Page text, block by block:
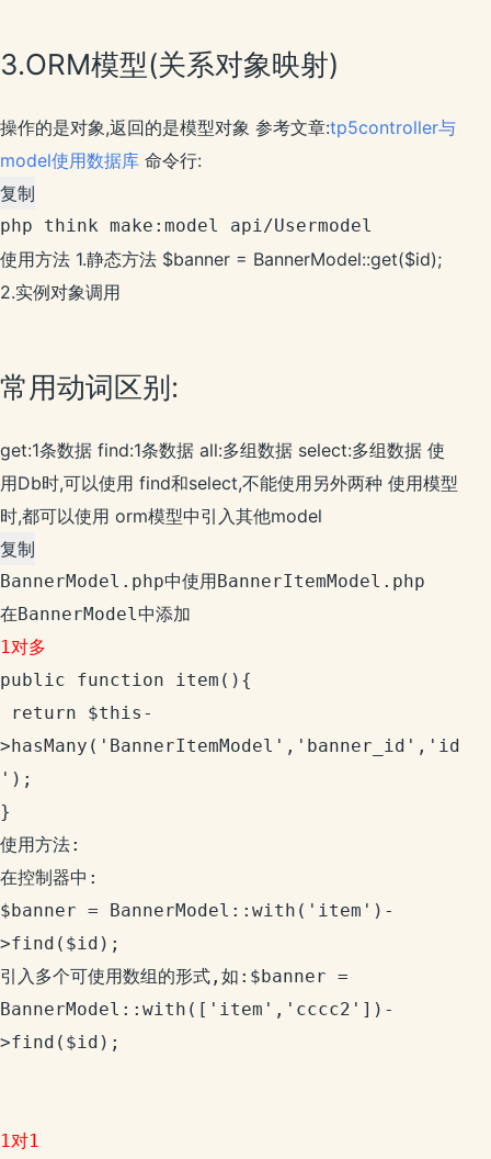
3.ORM模型(关系对象映射)
操作的是对象,返回的是模型对象 参考文章:tp5controller与
model使用数据库 命令行:
复制
php think make:model api/Usermodel
使用方法 1.静态方法 $banner = BannerModel::get($id);
2.实例对象调用
常用动词区别:
get:1条数据 find:1条数据 all:多组数据 select:多组数据 使
用Db时,可以使用 find和select,不能使用另外两种 使用模型
时,都可以使用 orm模型中引入其他model
复制
BannerModel.php中使用BannerItemModel.php
1对多
public function item(){
>hasMany('BannerItemModel','banner_id','id
');
}
使用方法:
在控制器中:
$banner = BannerModel::with('item')-
>find($id);
引入多个可使用数组的形式,如:$banner =
BannerModel::with(['item','cccc2'])-
>find($id);
1对1